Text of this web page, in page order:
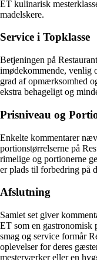
ET kulinarisk
madelskere.
Service i Topklasse
Betjeningen på
imødekommende, venlig
grad af opmærksomhed
ekstra behageligt og
Prisniveau og
Enkelte kommentarer
portionstørrelserne på
rimelige og portionerne
er plads til forbedring på
Afslutning
Samlet set giver
ET som en gastronomisk
smag og service formår
oplevelser for deres
mesterværker eller en